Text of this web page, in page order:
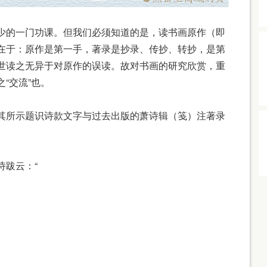
门功课。但我们必须知道的是，读书画原作（即
：原作是第一手，著录是抄录、传抄、转抄，是第
之无异于对原作的误读。故对书画的研究欣赏，重
流”也。
题识诗款文字与过去出版的萧诗辑（笺）注著录
云：“